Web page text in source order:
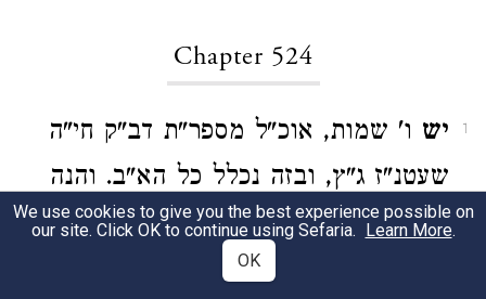
Chapter 524
1 יש ו' שמות, אוכ"ל מספר"ת דב"ק חי"ה
שעטנ"ז ג"ץ, ובזה נכלל כל הא"ב. והנה
על אותיות דב"ק חי"ה יש על כל אות תג
א', ועל אותיות שעטנ"ז ג"ץ ג' ג' תגין,
We use cookies to give you the best experience possible on
our site. Click OK to continue using Sefaria. Learn More.
OK